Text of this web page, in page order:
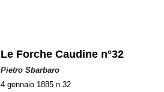
Le Forche Caudine n°32
Pietro Sbarbaro
4 gennaio 1885 n.32